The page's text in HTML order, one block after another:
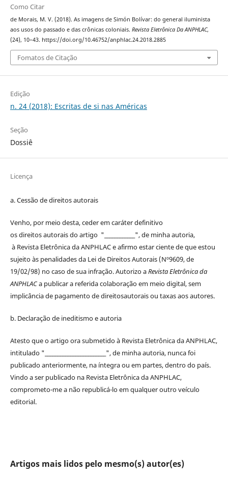
Como Citar
de Morais, M. V. (2018). As imagens de Simón Bolívar: do general iluminista
aos usos do passado e das crônicas coloniais. Revista Eletrônica Da ANPHLAC,
(24), 10–43. https://doi.org/10.46752/anphlac.24.2018.2885
Fomatos de Citação
Edição
n. 24 (2018): Escritas de si nas Américas
Seção
Dossiê
Licença
a. Cessão dedireitosautorais
Venho, por meio desta, ceder em caráter definitivo
osdireitosautoraisdo artigo "____________", de minha autoria,
à Revista Eletrônica da ANPHLACe afirmo estar ciente de que estou
sujeito às penalidades da Lei de DireitosAutorais(Nº9609, de
19/02/98) no caso de sua infração. Autorizo aRevista Eletrônica da
ANPHLACa publicar a referida colaboração em meio digital, sem
implicância de pagamento dedireitosautoraisou taxas aos autores.
b. Declaração de ineditismo e autoria
Atesto que o artigo ora submetido à Revista Eletrônica da ANPHLAC,
intitulado "________________________", de minha autoria, nunca foi
publicado anteriormente, na íntegra ou em partes, dentrodo país.
Vindo a ser publicado na Revista Eletrônica da ANPHLAC,
comprometo-me a não republicá-lo em qualquer outro veículo
editorial.
Artigos mais lidos pelo mesmo(s) autor(es)